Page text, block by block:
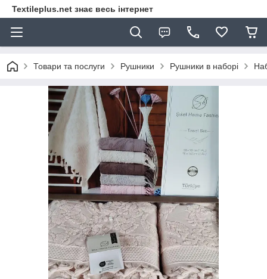
Textileplus.net знає весь інтернет
Товари та послуги Рушники Рушники в наборі